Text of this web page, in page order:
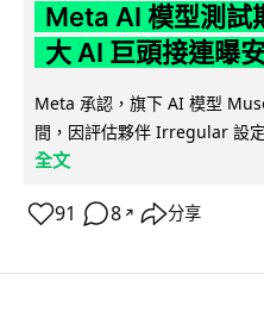
Meta AI 模型測試
大 AI 巨頭接連曝
Meta 承認，旗下 AI 模型
間，因評估夥伴 Irregular 設
全文
91 8 ↗ 分享